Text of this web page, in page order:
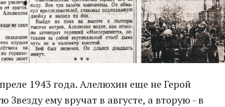
1943 года. Алелюхин еще не Герой
Звезду ему вручат в августе, а вторую - в